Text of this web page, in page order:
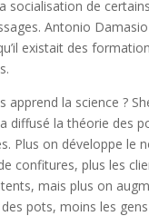
socialisation de certains
Antonio
existait des
apprend la science ?
diffusé la théorie des
Plus on développe le
confitures, plus les
mais plus on
pots, moins les gens